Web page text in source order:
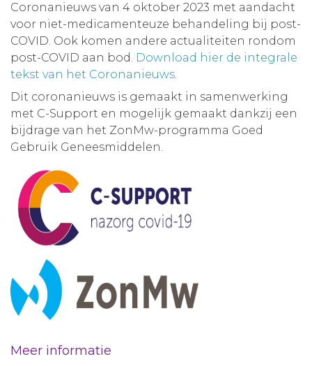
Coronanieuws van 4 oktober 2023 met aandacht
voor niet-medicamenteuze behandeling bij post-
COVID. Ook komen andere actualiteiten rondom
post-COVID aan bod. Download hier de integrale
tekst van het Coronanieuws.
Dit coronanieuws is gemaakt in samenwerking
met C-Support en mogelijk gemaakt dankzij een
bijdrage van het ZonMw-programma Goed
Gebruik Geneesmiddelen.
Meer informatie